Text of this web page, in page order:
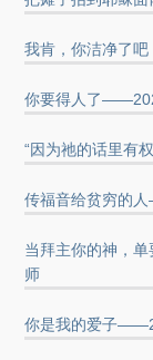
我肯，你洁净了
你要得人了
“因为祂的话里有
传福音给贫穷的
当拜主你的神，
师
你是我的爱子